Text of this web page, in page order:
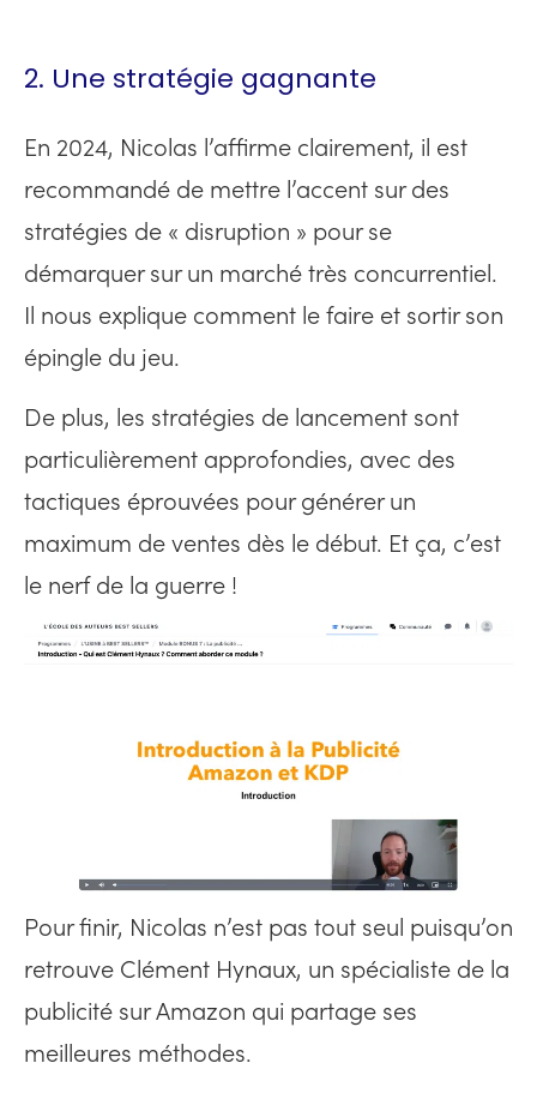
2. Une stratégie gagnante
En 2024, Nicolas l’affirme clairement, il est
recommandé de mettre l’accent sur des
stratégies de « disruption » pour se
démarquer sur un marché très concurrentiel.
Il nous explique comment le faire et sortir son
épingle du jeu.
De plus, les stratégies de lancement sont
particulièrement approfondies, avec des
tactiques éprouvées pour générer un
maximum de ventes dès le début. Et ça, c’est
le nerf de la guerre !
Pour finir, Nicolas n’est pas tout seul puisqu’on
retrouve Clément Hynaux, un spécialiste de la
publicité sur Amazon qui partage ses
meilleures méthodes.